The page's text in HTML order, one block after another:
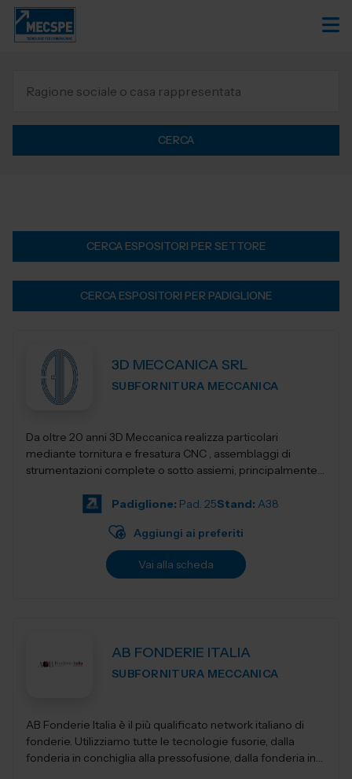
CERCA
CERCA ESPOSITORI PER SETTORE
CERCA ESPOSITORI PER PADIGLIONE
3D MECCANICA SRL
SUBFORNITURA MECCANICA
Da oltre 20 anni 3D Meccanica realizza particolari
mediante tornitura e fresatura CNC , assemblaggi di
strumentazioni complete o sotto assiemi, principalmente
Padiglione: Pad. 25Stand: A38
Aggiungi ai preferiti
Vai alla scheda
AB FONDERIE ITALIA
SUBFORNITURA MECCANICA
AB Fonderie Italia è il più qualificato network italiano di
fonderie. Utilizziamo tutte le tecnologie fusorie, dalla
fonderia in conchiglia alla pressofusione, dalla fonderia in